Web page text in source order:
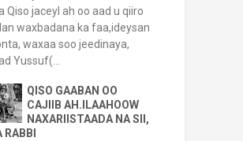
Qiso jaceyl ah oo aad u qiiro
waxbadana ka faa,ideysan
waxaa soo jeedinaya,
Yussuf(...
QISO GAABAN OO
CAJIIB AH.ILAAHOOW
NAXARIISTAADA NA SII,
RABBI